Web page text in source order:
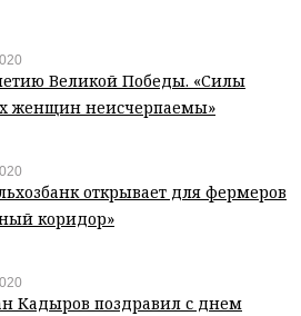
Великой Победы. «Силы
женщин неисчерпаемы»
открывает для фермеров
коридор»
Кадыров поздравил с днем